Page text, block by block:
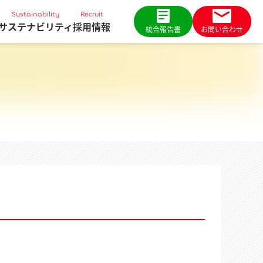
Sustainability
ステナビリティ
Recruit
採用情報 統合報告書 お問い合わせ